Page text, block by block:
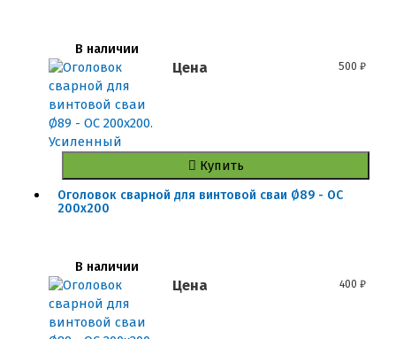
В наличии
Цена 500₽
Купить
Оголовок сварной для винтовой сваи Ø89 - ОС
200x200
В наличии
Цена 400₽